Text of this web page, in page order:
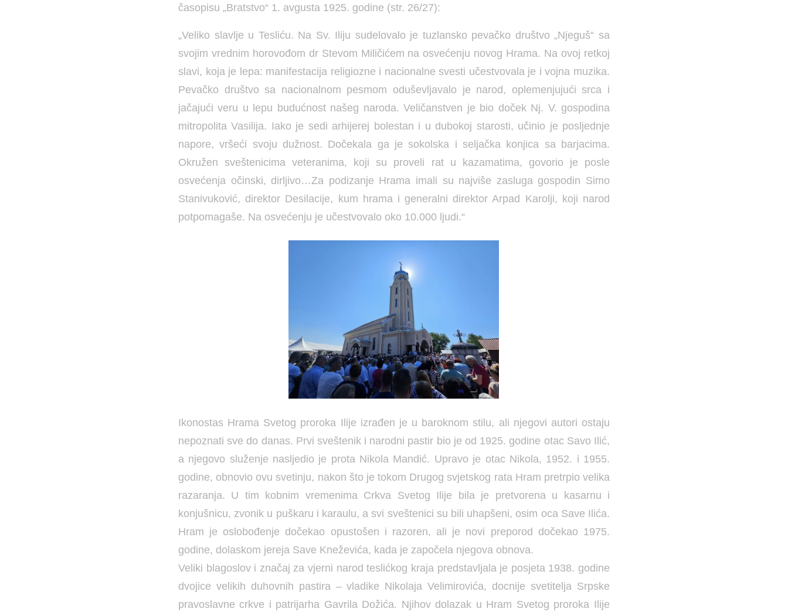
časopisu „Bratstvo“ 1. avgusta 1925. godine (str. 26/27):
„Veliko slavlje u Tesliću. Na Sv. Iliju sudelovalo je tuzlansko pevačko društvo „Njeguš“ sa
svojim vrednim horovođom dr Stevom Miličićem na osvećenju novog Hrama. Na ovoj retkoj
slavi, koja je lepa: manifestacija religiozne i nacionalne svesti učestvovala je i vojna muzika.
Pevačko društvo sa nacionalnom pesmom oduševljavalo je narod, oplemenjujući srca i
jačajući veru u lepu budućnost našeg naroda. Veličanstven je bio doček Nj. V. gospodina
mitropolita Vasilija. Iako je sedi arhijerej bolestan i u dubokoj starosti, učinio je posljednje
napore, vršeći svoju dužnost. Dočekala ga je sokolska i seljačka konjica sa barjacima.
Okružen sveštenicima veteranima, koji su proveli rat u kazamatima, govorio je posle
osvećenja očinski, dirljivo…Za podizanje Hrama imali su najviše zasluga gospodin Simo
Stanivuković, direktor Desilacije, kum hrama i generalni direktor Arpad Karolji, koji narod
potpomagaše. Na osvećenju je učestvovalo oko 10.000 ljudi.“
Ikonostas Hrama Svetog proroka Ilije izrađen je u baroknom stilu, ali njegovi autori ostaju
nepoznati sve do danas. Prvi sveštenik i narodni pastir bio je od 1925. godine otac Savo Ilić,
a njegovo služenje nasljedio je prota Nikola Mandić. Upravo je otac Nikola, 1952. i 1955.
godine, obnovio ovu svetinju, nakon što je tokom Drugog svjetskog rata Hram pretrpio velika
razaranja. U tim kobnim vremenima Crkva Svetog Ilije bila je pretvorena u kasarnu i
konjušnicu, zvonik u puškaru i karaulu, a svi sveštenici su bili uhapšeni, osim oca Save Ilića.
Hram je oslobođenje dočekao opustošen i razoren, ali je novi preporod dočekao 1975.
godine, dolaskom jereja Save Kneževića, kada je započela njegova obnova.
Veliki blagoslov i značaj za vjerni narod teslićkog kraja predstavljala je posjeta 1938. godine
dvojice velikih duhovnih pastira – vladike Nikolaja Velimirovića, docnije svetitelja Srpske
pravoslavne crkve i patrijarha Gavrila Dožića. Njihov dolazak u Hram Svetog proroka Ilije